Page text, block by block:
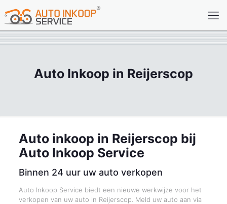
Auto Inkoop in Reijerscop
Auto inkoop in Reijerscop bij
Auto Inkoop Service
Binnen 24 uur uw auto verkopen
Auto Inkoop Service biedt een nieuwe werkwijze voor het
verkopen van uw auto in Reijerscop. Meld uw auto aan via